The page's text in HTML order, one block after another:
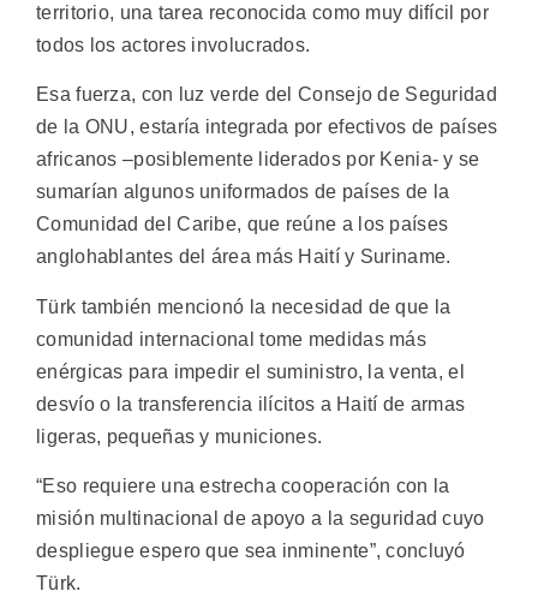
territorio, una tarea reconocida como muy difícil por
todos los actores involucrados.
Esa fuerza, con luz verde del Consejo de Seguridad
de la ONU, estaría integrada por efectivos de países
africanos –posiblemente liderados por Kenia- y se
sumarían algunos uniformados de países de la
Comunidad del Caribe, que reúne a los países
anglohablantes del área más Haití y Suriname.
Türk también mencionó la necesidad de que la
comunidad internacional tome medidas más
enérgicas para impedir el suministro, la venta, el
desvío o la transferencia ilícitos a Haití de armas
ligeras, pequeñas y municiones.
“Eso requiere una estrecha cooperación con la
misión multinacional de apoyo a la seguridad cuyo
despliegue espero que sea inminente”, concluyó
Türk.